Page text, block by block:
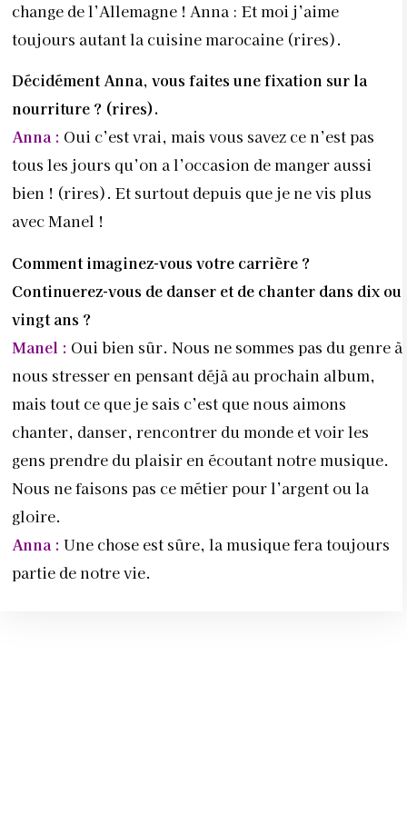
change de l’Allemagne ! Anna : Et moi j’aime
toujours autant la cuisine marocaine (rires).
Décidément Anna, vous faites une fixation sur la
nourriture ? (rires).
Anna : Oui c’est vrai, mais vous savez ce n’est pas
tous les jours qu’on a l’occasion de manger aussi
bien ! (rires). Et surtout depuis que je ne vis plus
avec Manel !
Comment imaginez-vous votre carrière ?
Continuerez-vous de danser et de chanter dans dix ou
vingt ans ?
Manel : Oui bien sûr. Nous ne sommes pas du genre à
nous stresser en pensant déjà au prochain album,
mais tout ce que je sais c’est que nous aimons
chanter, danser, rencontrer du monde et voir les
gens prendre du plaisir en écoutant notre musique.
Nous ne faisons pas ce métier pour l’argent ou la
gloire.
Anna : Une chose est sûre, la musique fera toujours
partie de notre vie.